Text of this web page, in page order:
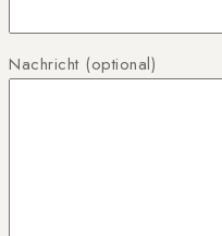
Nachricht (optional)